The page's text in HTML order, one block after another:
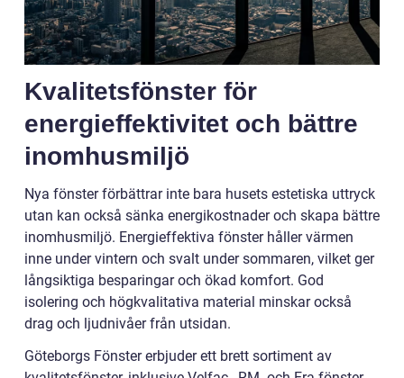
Kvalitetsfönster för
energieffektivitet och bättre
inomhusmiljö
Nya fönster förbättrar inte bara husets estetiska uttryck
utan kan också sänka energikostnader och skapa bättre
inomhusmiljö. Energieffektiva fönster håller värmen
inne under vintern och svalt under sommaren, vilket ger
långsiktiga besparingar och ökad komfort. God
isolering och högkvalitativa material minskar också
drag och ljudnivåer från utsidan.
Göteborgs Fönster erbjuder ett brett sortiment av